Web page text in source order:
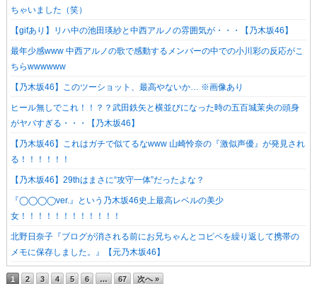
ちゃいました（笑）
【gifあり】リハ中の池田瑛紗と中西アルノの雰囲気が・・・【乃木坂46】
最年少感www 中西アルノの歌で感動するメンバーの中での小川彩の反応がこ
ちらwwwwww
【乃木坂46】このツーショット、最高やないか… ※画像あり
ヒール無しでこれ！！？？武田鉄矢と横並びになった時の五百城茉央の頭身
がヤバすぎる・・・【乃木坂46】
【乃木坂46】これはガチで似てるなwww 山崎怜奈の『激似声優』が発見され
る！！！！！！
【乃木坂46】29thはまさに“攻守一体”だったよな？
『◯◯◯◯ver.』という乃木坂46史上最高レベルの美少
女！！！！！！！！！！！！
北野日奈子『ブログが消される前にお兄ちゃんとコピペを繰り返して携帯の
メモに保存しました。』【元乃木坂46】
1 2 3 4 5 6 … 67 次へ »